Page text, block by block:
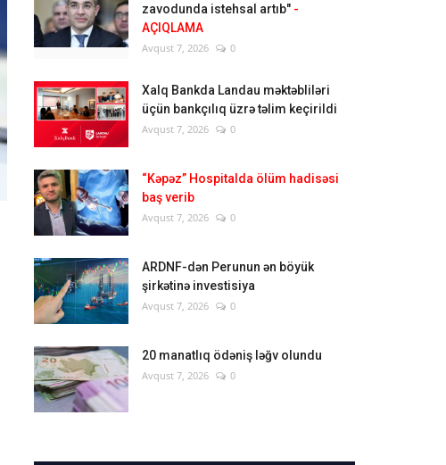
zavodunda istehsal artıb" -
AÇIQLAMA
Avqust 7, 2026 0
Xalq Bankda Landau məktəbliləri
üçün bankçılıq üzrə təlim keçirildi
Avqust 7, 2026 0
“Kəpəz” Hospitalda ölüm hadisəsi
baş verib
Avqust 7, 2026 0
ARDNF-dən Perunun ən böyük
şirkətinə investisiya
Avqust 7, 2026 0
20 manatlıq ödəniş ləğv olundu
Avqust 7, 2026 0